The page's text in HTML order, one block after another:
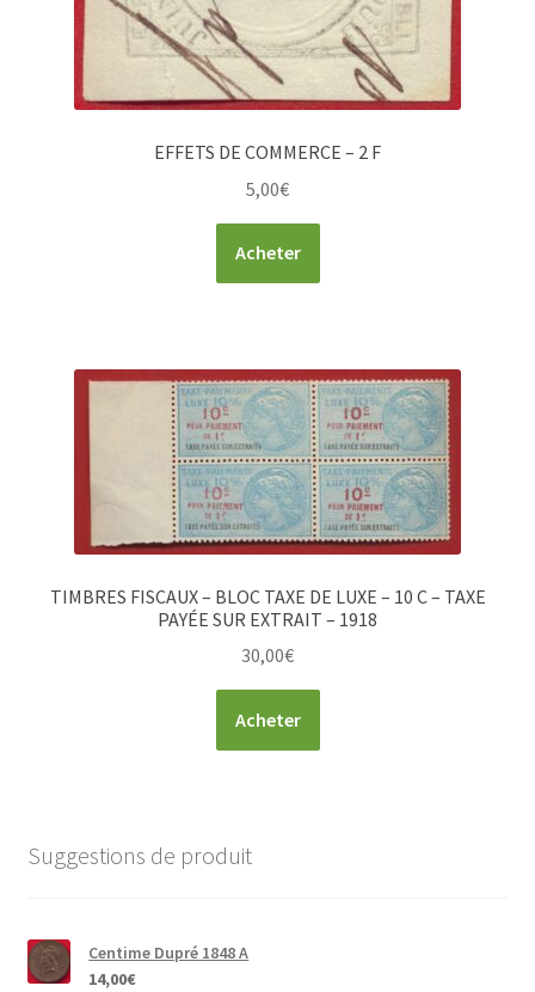
EFFETS DE COMMERCE – 2 F
5,00€
Acheter
TIMBRES FISCAUX – BLOC TAXE DE LUXE – 10 C – TAXE
PAYÉE SUR EXTRAIT – 1918
30,00€
Acheter
Suggestions de produit
Centime Dupré 1848 A
14,00€